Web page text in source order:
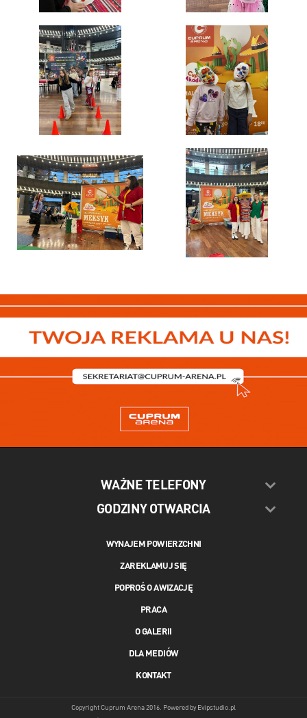
WAŻNE TELEFONY
GODZINY OTWARCIA
WYNAJEM POWIERZCHNI
ZAREKLAMUJ SIĘ
POPROŚ O AWIZACJĘ
PRACA
O GALERII
DLA MEDIÓW
KONTAKT
Copyright Cuprum Arena 2016. Powered by Evipstudio.pl